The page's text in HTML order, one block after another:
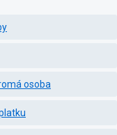
osoba